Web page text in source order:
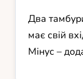
Два
має свій
Мінус –